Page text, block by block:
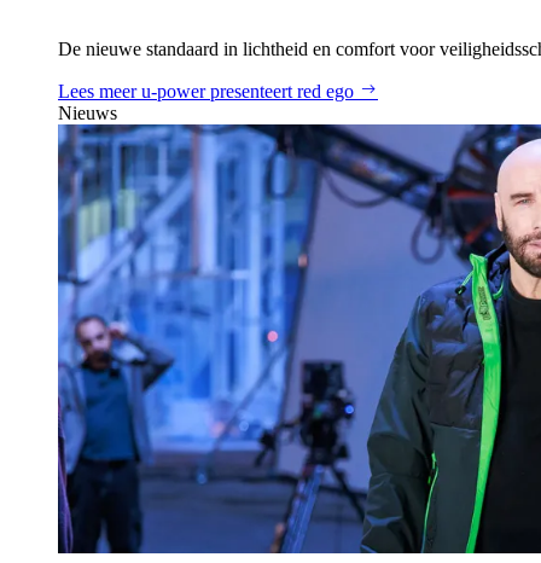
De nieuwe standaard in lichtheid en comfort voor
Lees meeru‑power presenteert red ego
Nieuws